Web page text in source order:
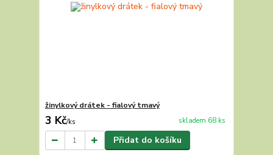
žinylkový drátek - fialový tmavý
3 Kč/ks skladem 68 ks
Přidat do košíku